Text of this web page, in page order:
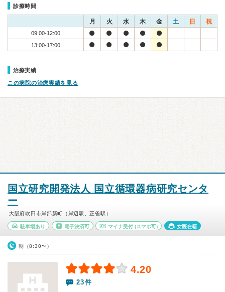
診療時間
月 火 水 木 金 土 日 祝
09:00-12:00
13:00-17:00
治療実績
この病院の治療実績を見る
国立研究開発法人 国立循環器病研究センタ
ー
大阪府吹田市岸部新町（岸辺駅、正雀駅）
駐車場あり 電子決済可 マイナ受付 (スマホ可) 女医在籍
朝（8:30〜）
4.20
23件